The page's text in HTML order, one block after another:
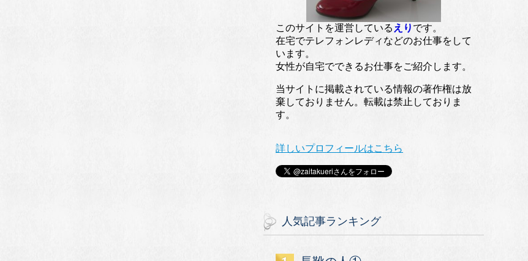
このサイトを運営している えり です。
在宅でテレフォンレディなどのお仕事をして
います。
女性が自宅でできるお仕事をご紹介します。
当サイトに掲載されている情報の著作権は放
棄しておりません。転載は禁止しておりま
す。
詳しいプロフィールはこちら
人気記事ランキング